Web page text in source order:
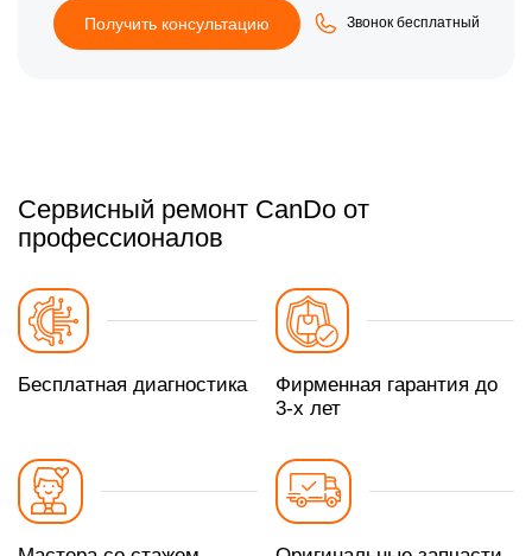
Получить консультацию Звонок бесплатный
Сервисный ремонт CanDo от
профессионалов
Бесплатная диагностика
Фирменная гарантия до
3-х лет